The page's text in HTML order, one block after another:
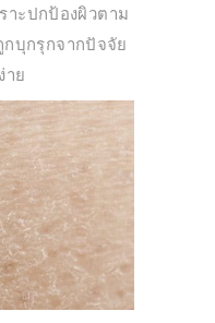
ะปกป้องผิวตาม
บุกรุกจากปัจจัย
าย